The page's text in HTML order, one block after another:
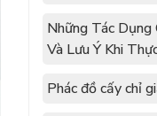
Những Tác Dụng
Và Lưu Ý Khi
Phác đồ cấy chỉ